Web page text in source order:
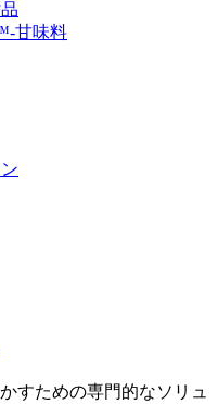
甘味料
すための専門的なソリュ